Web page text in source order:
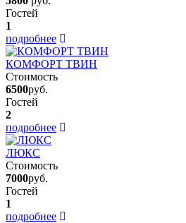
Гостей
1
подробнее
КОМФОРТ ТВИН
Стоимость
6500руб.
Гостей
2
подробнее
ЛЮКС
Стоимость
7000руб.
Гостей
1
подробнее